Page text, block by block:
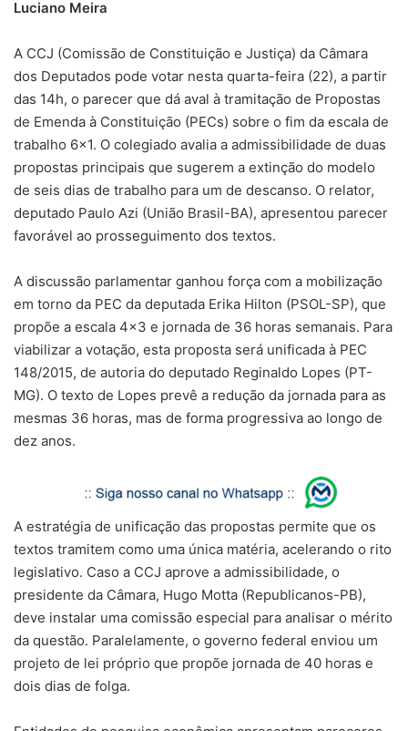
Luciano Meira
A CCJ (Comissão de Constituição e Justiça) da Câmara
dos Deputados pode votar nesta quarta-feira (22), a partir
das 14h, o parecer que dá aval à tramitação de Propostas
de Emenda à Constituição (PECs) sobre o fim da escala de
trabalho 6×1. O colegiado avalia a admissibilidade de duas
propostas principais que sugerem a extinção do modelo
de seis dias de trabalho para um de descanso. O relator,
deputado Paulo Azi (União Brasil-BA), apresentou parecer
favorável ao prosseguimento dos textos.
A discussão parlamentar ganhou força com a mobilização
em torno da PEC da deputada Erika Hilton (PSOL-SP), que
propõe a escala 4×3 e jornada de 36 horas semanais. Para
viabilizar a votação, esta proposta será unificada à PEC
148/2015, de autoria do deputado Reginaldo Lopes (PT-
MG). O texto de Lopes prevê a redução da jornada para as
mesmas 36 horas, mas de forma progressiva ao longo de
dez anos.
A estratégia de unificação das propostas permite que os
textos tramitem como uma única matéria, acelerando o rito
legislativo. Caso a CCJ aprove a admissibilidade, o
presidente da Câmara, Hugo Motta (Republicanos-PB),
deve instalar uma comissão especial para analisar o mérito
da questão. Paralelamente, o governo federal enviou um
projeto de lei próprio que propõe jornada de 40 horas e
dois dias de folga.